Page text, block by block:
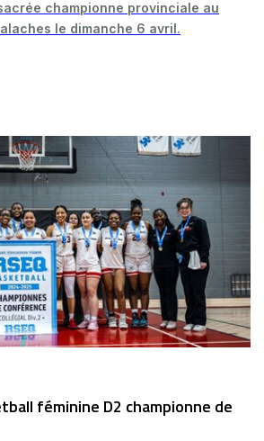
championne provinciale au
le dimanche 6 avril.
féminine D2 championne de